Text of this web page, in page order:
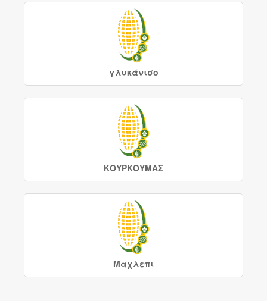
γλυκάνισο
ΚΟΥΡΚΟΥΜΑΣ
Μαχλεπι